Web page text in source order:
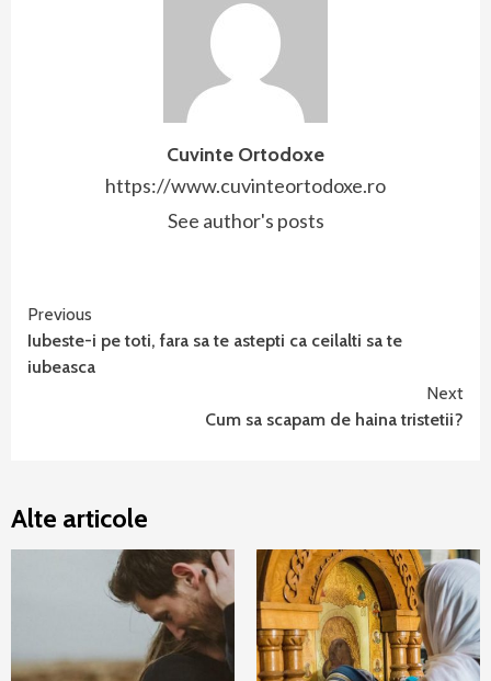
Cuvinte Ortodoxe
https://www.cuvinteortodoxe.ro
See author's posts
Continue
Reading
Previous
Iubeste-i pe toti, fara sa te astepti ca ceilalti sa te
iubeasca
Next
Cum sa scapam de haina tristetii?
Alte articole